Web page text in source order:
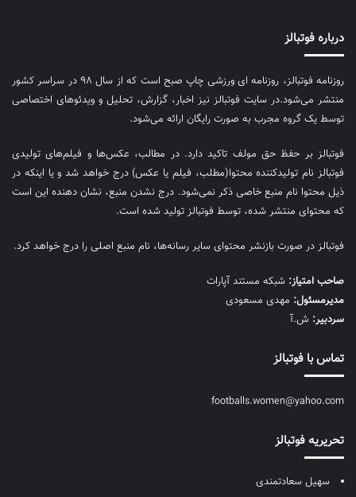
درباره فوتبالز
روزنامه فوتبالز، روزنامه ای ورزشی چاپ صبح است که از سال ۹۸ در سراسر کشور
منتشر می‌شود.در سایت فوتبالز نیز اخبار، گزارش، تحلیل و ویدئوهای اختصاصی
توسط یک گروه مجرب به صورت رایگان ارائه می‌شود.
فوتبالز بر حفظ حق مولف تاکید دارد. در مطالب، عکس‌ها و فیلم‌های تولیدی
فوتبالز نام تولیدکننده محتوا(مطلب، فیلم یا عکس) درج خواهد شد و یا اینکه در
ذیل محتوا نام منبع خاصی ذکر نمی‌‎شود. درج نشدن منبع، نشان دهنده این است
که محتوای منتشر شده، توسط فوتبالز تولید شده است.
فوتبالز در صورت بازنشر محتوای سایر رسانه‌ها، نام منبع اصلی را درج خواهد کرد.
صاحب امتیاز: شبکه مستند آپارات
مديرمسئول: مهدی مسعودی
سردبیر: ش.آ
تماس با فوتبالز
footballs.women@yahoo.com
تحریریه فوتبالز
سهیل سعادتمندی